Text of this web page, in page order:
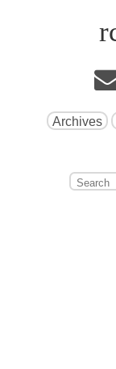
Archives